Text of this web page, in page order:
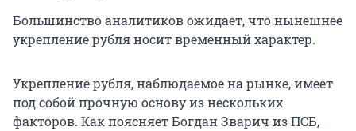
Большинство аналитиков ожидает, что нынешнее
укрепление рубля носит временный характер.
Укрепление рубля, наблюдаемое на рынке, имеет
под собой прочную основу из нескольких
факторов. Как поясняет Богдан Зварич из ПСБ,